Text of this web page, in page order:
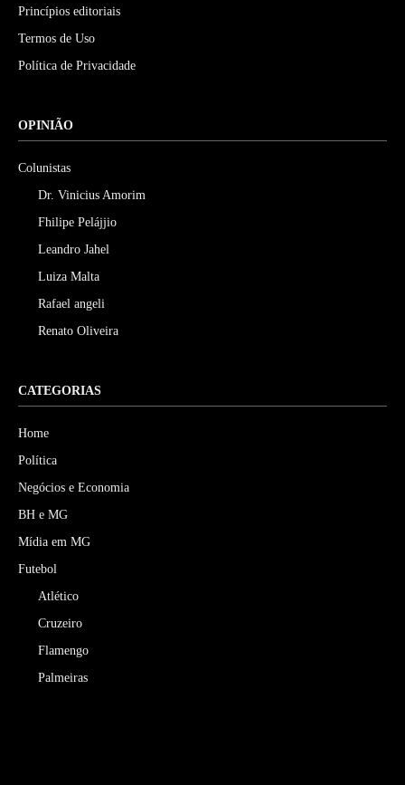
Princípios editoriais
Termos de Uso
Política de Privacidade
OPINIÃO
Colunistas
Dr. Vinicius Amorim
Fhilipe Pelájjio
Leandro Jahel
Luiza Malta
Rafael angeli
Renato Oliveira
CATEGORIAS
Home
Política
Negócios e Economia
BH e MG
Mídia em MG
Futebol
Atlético
Cruzeiro
Flamengo
Palmeiras